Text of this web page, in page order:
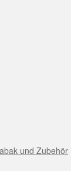
und Zubehör